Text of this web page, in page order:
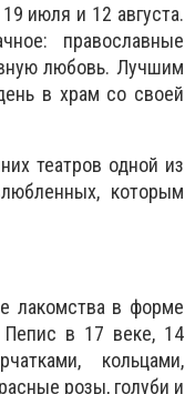
июля и 12 августа.
православные
любовь. Лучшим
в храм со своей
театров одной из
которым
лакомства в форме
Пепис в 17 веке, 14
кольцами,
розы, голуби и